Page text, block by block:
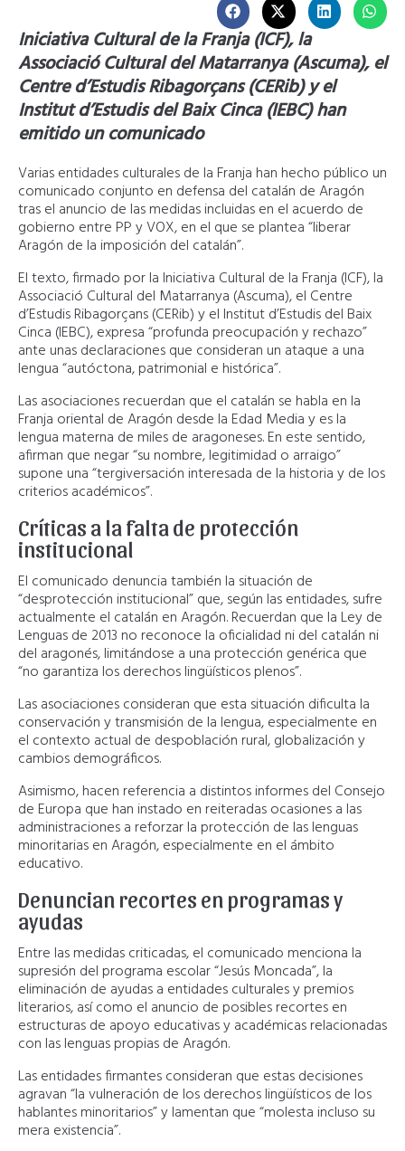
Iniciativa Cultural de la Franja (ICF), la
Associació Cultural del Matarranya (Ascuma), el
Centre d’Estudis Ribagorçans (CERib) y el
Institut d’Estudis del Baix Cinca (IEBC) han
emitido un comunicado
Varias entidades culturales de la Franja han hecho público un
comunicado conjunto en defensa del catalán de Aragón
tras el anuncio de las medidas incluidas en el acuerdo de
gobierno entre PP y VOX, en el que se plantea “liberar
Aragón de la imposición del catalán”.
El texto, firmado por la Iniciativa Cultural de la Franja (ICF), la
Associació Cultural del Matarranya (Ascuma), el Centre
d’Estudis Ribagorçans (CERib) y el Institut d’Estudis del Baix
Cinca (IEBC), expresa “profunda preocupación y rechazo”
ante unas declaraciones que consideran un ataque a una
lengua “autóctona, patrimonial e histórica”.
Las asociaciones recuerdan que el catalán se habla en la
Franja oriental de Aragón desde la Edad Media y es la
lengua materna de miles de aragoneses. En este sentido,
afirman que negar “su nombre, legitimidad o arraigo”
supone una “tergiversación interesada de la historia y de los
criterios académicos”.
Críticas a la falta de protección
institucional
El comunicado denuncia también la situación de
“desprotección institucional” que, según las entidades, sufre
actualmente el catalán en Aragón. Recuerdan que la Ley de
Lenguas de 2013 no reconoce la oficialidad ni del catalán ni
del aragonés, limitándose a una protección genérica que
“no garantiza los derechos lingüísticos plenos”.
Las asociaciones consideran que esta situación dificulta la
conservación y transmisión de la lengua, especialmente en
el contexto actual de despoblación rural, globalización y
cambios demográficos.
Asimismo, hacen referencia a distintos informes del Consejo
de Europa que han instado en reiteradas ocasiones a las
administraciones a reforzar la protección de las lenguas
minoritarias en Aragón, especialmente en el ámbito
educativo.
Denuncian recortes en programas y
ayudas
Entre las medidas criticadas, el comunicado menciona la
supresión del programa escolar “Jesús Moncada”, la
eliminación de ayudas a entidades culturales y premios
literarios, así como el anuncio de posibles recortes en
estructuras de apoyo educativas y académicas relacionadas
con las lenguas propias de Aragón.
Las entidades firmantes consideran que estas decisiones
agravan “la vulneración de los derechos lingüísticos de los
hablantes minoritarios” y lamentan que “molesta incluso su
mera existencia”.